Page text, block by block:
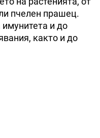
пчелен прашец.
и до
както и до